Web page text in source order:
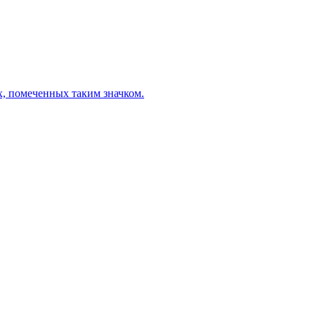
помеченных таким значком.